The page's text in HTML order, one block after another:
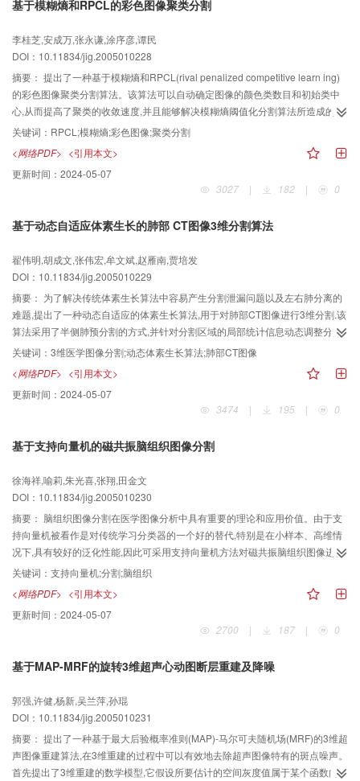
明显纹理和亮度特征时,该算法可方便地用于批处理和视频中。
基于模糊熵和RPCL的彩色图像聚类分割
李桂芝,安成万,张永谦,涂序彦,谭民
DOI：10.11834/jig.2005010228
摘要： 提出了一种基于模糊熵和RPCL(rival penalized competitive learn ing)
的彩色图像聚类分割算法。该算法可以自动确定图像的颜色类数目和初始类中
心,从而提高了聚类的收敛速度,并且能够解决模糊熵阈值化分割算法所造成的过
度分割问题。首先,计算彩色图像各颜色分量的模糊熵,获得分量模糊熵曲线,并根
据模糊熵原理确定各分量的分割区域及聚类中心;然后,对各分量的聚类中心进行
组合,形成彩色图像可能的聚类中心。但是,组合的聚类中心数目会多于实际的聚
类数目,造成过度分割。因此,本文采用RPCL算法,对这些组合的聚类中心颜色进
行学习来确定实际的颜色类数目以及聚类中心,并用学习后的聚类中心对原图像
数目和初始类中心。
关键词： RPCL;模糊熵;彩色图像;聚类分割
<网络PDF> <引用本文>
更新时间： 2024-05-07
3027
| 182 | 0
基于动态自适应体素生长的肺部 CT图像3维分割算法
翟伟明,胡成文,张伟宏,牟文斌,赵雁南,贾培发
DOI：10.11834/jig.2005010229
摘要： 为了解决传统体素生长算法中容易产生分割泄漏问题以及左右肺分离的
难题,提出了一种动态自适应的体素生长算法,用于对肺部CT图像进行3维分割.该
算法采用了半侧肺预分割的方式,并针对分割区域的局部统计信息动态调整分割
参数,有效地避免了分割泄漏,并在准确度和鲁棒性方面得到了很大的改进,而且能
够应用于纯3维环境的自动分割.该算法通过对多组实验数据,包括健康人和不同
类型肺病患者的肺部CT图像进行试验,取得了良好的效果,为肺部组织的定量计算
以及临床应用提供了可靠的基础.
关键词： 3维医学图像分割;动态体素生长算法;肺部CT图像
<网络PDF> <引用本文>
更新时间： 2024-05-07
3474
| 195 | 0
基于支持向量机的磁共振脑组织图像分割
徐海祥,喻莉,朱光喜,张翔,田金文
DOI：10.11834/jig.2005010230
摘要： 脑组织图像分割在医学图像分析中具有重要的理论和应用价值。由于支
持向量机被看作是对传统学习分类器的一个好的替代,特别是在小样本、高维情
况下,具有较好的泛化性能,因此可采用支持向量机方法对磁共振脑组织图像进行
分割研究。为了验证支持向量机分割磁共振脑组织图像的效果,利用支持向量机
进行了脑组织图像分割实验。实验结果表明:核函数及模型参数对支持向量机的
分割性能有较大的影响;支持向量机方法适合作为小样本情况下的学习分类器;对
目标边界模糊、目标灰度不均匀及目标不连续等情况下的图像(如医学图像)分
关键词： 支持向量机;分割;脑组织
<网络PDF> <引用本文>
更新时间： 2024-05-07
2700
| 187 | 0
基于MAP-MRF的旋转3维超声心动图断层重建及降噪
郭强,许健,杨新,吴兰萍,孙琨
DOI：10.11834/jig.2005010231
摘要： 提出了一种基于最大后验概率准则(MAP)-马尔可夫随机场(MRF)的3维超
声图像重建算法,在3维重建的过程中可以有效地去除超声图像特有的斑点噪声。
首先提出了3维重建的数学模型,它假设所要估计的空间灰度值属于某个函数向量